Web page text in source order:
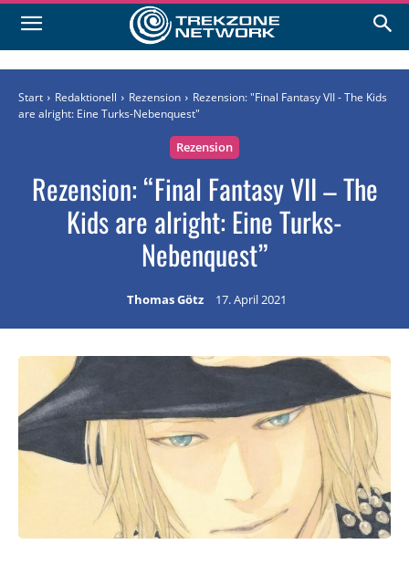
Start Redaktionell Rezension
Rezension: "Final Fantasy VII - The Kids
are alright: Eine Turks-Nebenquest"
Rezension
Rezension: “Final Fantasy VII – The
Kids are alright: Eine Turks-
Nebenquest”
Thomas Götz 17. April 2021